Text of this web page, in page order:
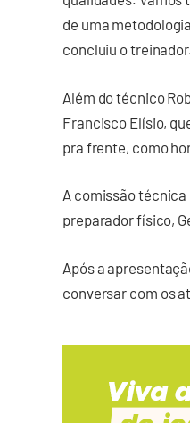
de uma
concluiu o
Além do técnico
Francisco Elísio,
pra frente, como
A comissão
preparador físico,
Após a
conversar com os